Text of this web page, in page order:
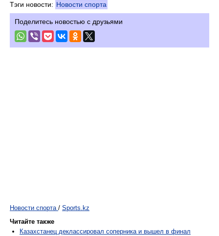
Тэги новости: Новости спорта
Поделитесь новостью с друзьями
Новости спорта / Sports.kz
Читайте также
Казахстанец деклассировал соперника и вышел в финал